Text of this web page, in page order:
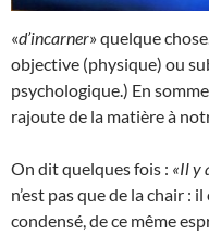
«d’incarner» quelque
objective (physique) ou
psychologique.) En
rajoute de la matière à
On dit quelques fois : «Il y
n’est pas que de la chair :
condensé, de ce même